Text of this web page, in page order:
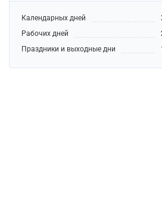
Календарных дней
Рабочих дней
Праздники и выходные дни